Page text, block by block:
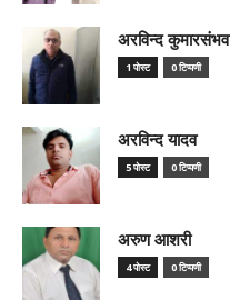
अरविन्द कुमारसंभव
1 पोस्ट 0 टिप्पणी
अरविन्द यादव
5 पोस्ट 0 टिप्पणी
अरुण आशरी
4 पोस्ट 0 टिप्पणी